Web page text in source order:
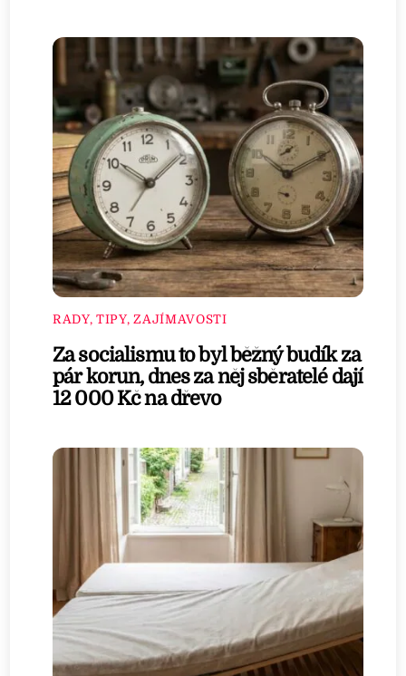
RADY, TIPY, ZAJÍMAVOSTI
Za socialismu to byl běžný budík za
pár korun, dnes za něj sběratelé dají
12 000 Kč na dřevo